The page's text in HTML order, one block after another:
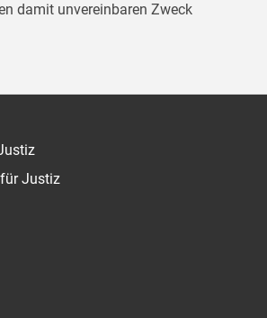
damit unvereinbaren Zweck
Justiz